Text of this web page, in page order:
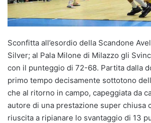
Sconfitta all’esordio della Scandone
Silver; al Pala Milone di Milazzo gli
con il punteggio di 72-68. Partita dalla
primo tempo decisamente sottotono
che al ritorno in campo, capeggiata da
autore di una prestazione super chiusa
riuscita a ripianare lo svantaggio di 13